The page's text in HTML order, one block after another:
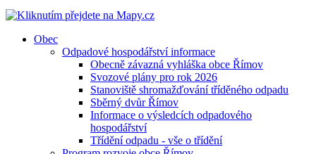
Obec
Odpadové hospodářství informace
Obecně závazná vyhláška obce Římov
Svozové plány pro rok 2026
Stanoviště shromažďování tříděného odpadu
Sběrný dvůr Římov
Informace o výsledcích odpadového
hospodářství
Třídění odpadu - vše o třídění